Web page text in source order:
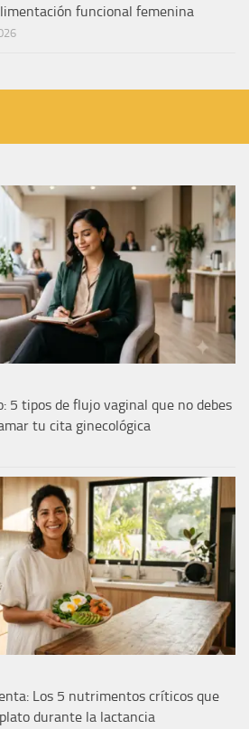
funcional femenina
5 tipos de flujo vaginal que no debes
tu cita ginecológica
Los 5 nutrimentos críticos que
durante la lactancia